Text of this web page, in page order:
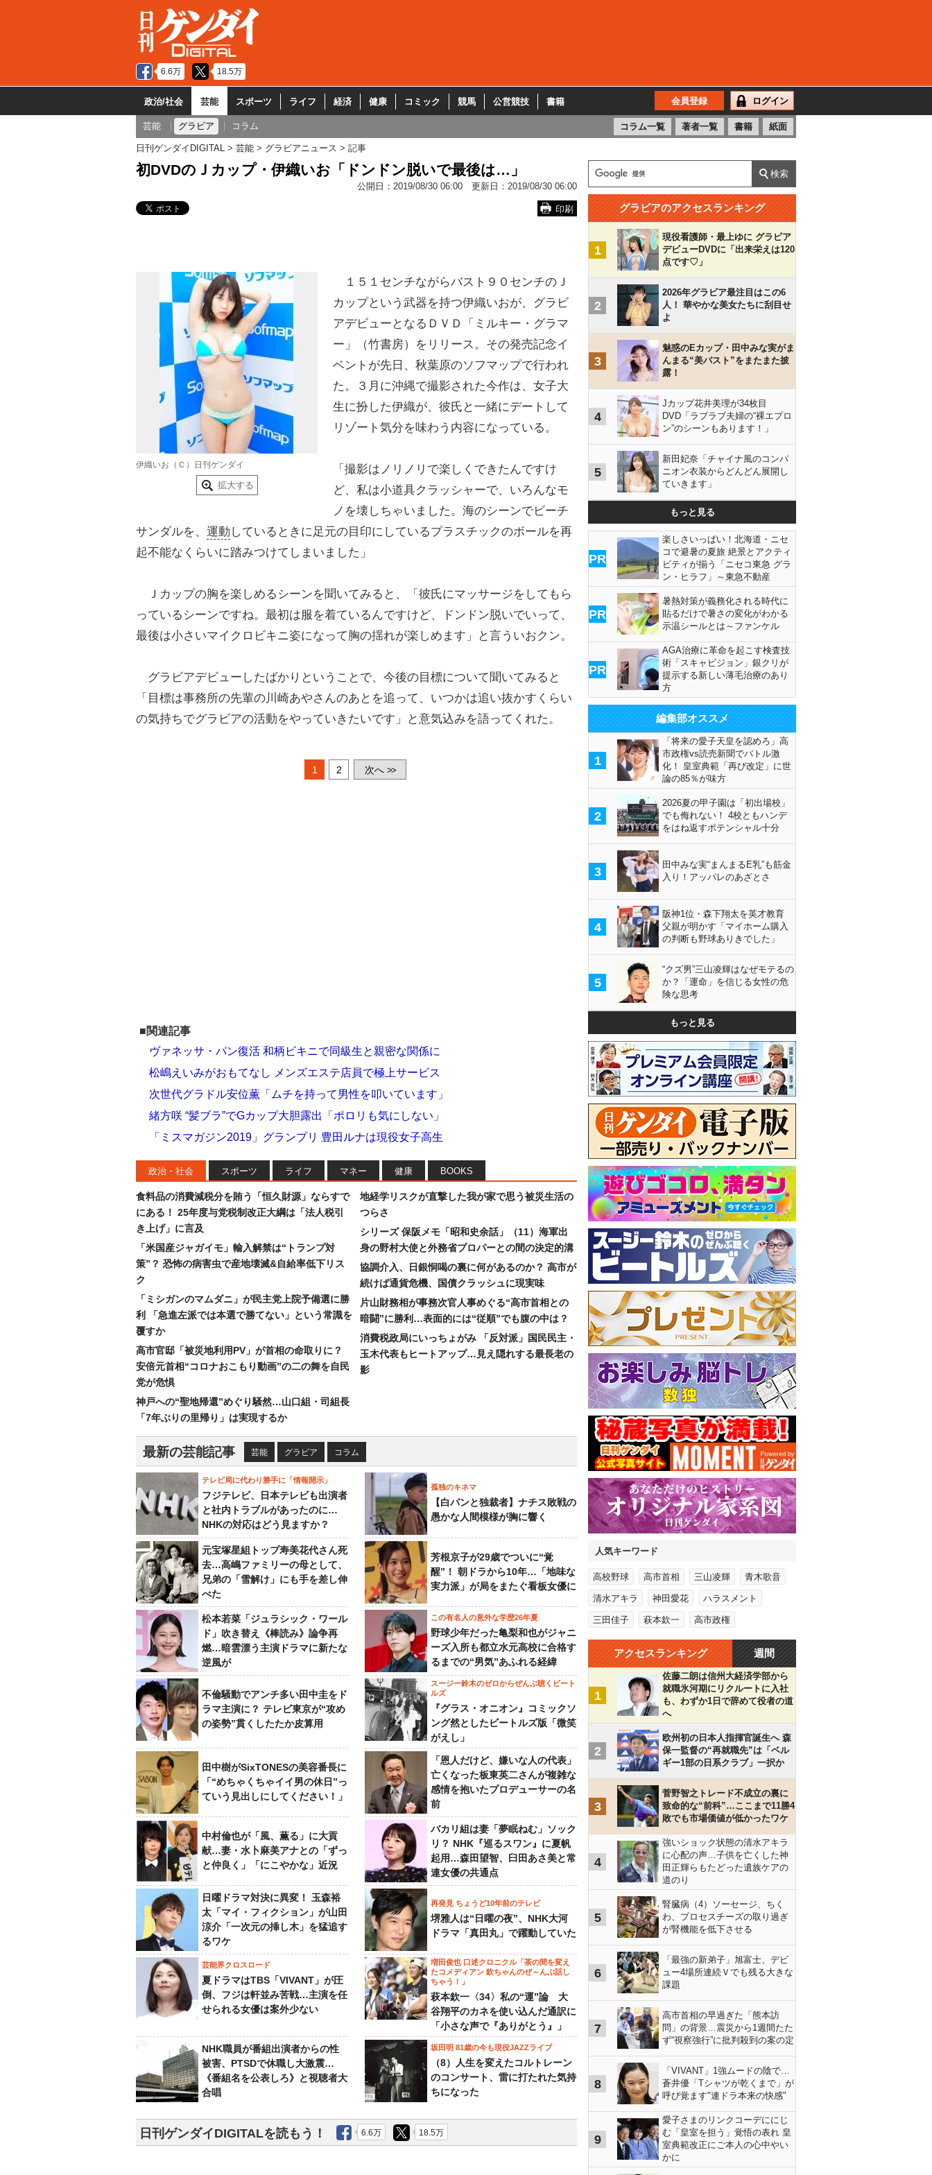
6.6万 18.5万
政治/社会 芸能 スポーツ ライフ 経済 健康 コミック 競馬 公営競技 書籍 会員登録 ログイン
芸能 グラビア コラム コラム一覧 著者一覧 書籍 紙面
日刊ゲンダイDIGITAL 芸能 グラビアニュース 記事
初DVDのＪカップ・伊織いお「ドンドン脱いで最後は…」
公開日： 2019/08/30 06:00 更新日： 2019/08/30 06:00
印刷
伊織いお（Ｃ）日刊ゲンダイ
拡大する
１５１センチながらバスト９０センチのＪ
カップという武器を持つ伊織いおが、グラビ
アデビューとなるＤＶＤ「ミルキー・グラマ
ー」（竹書房）をリリース。その発売記念イ
ベントが先日、秋葉原のソフマップで行われ
た。３月に沖縄で撮影された今作は、女子大
生に扮した伊織が、彼氏と一緒にデートして
リゾート気分を味わう内容になっている。
「撮影はノリノリで楽しくできたんですけ
ど、私は小道具クラッシャーで、いろんなモ
ノを壊しちゃいました。海のシーンでビーチ
サンダルを、 運動 しているときに足元の目印にしているプラスチックのボールを再
起不能なくらいに踏みつけてしまいました」
Ｊカップの胸を楽しめるシーンを聞いてみると、「彼氏にマッサージをしてもら
っているシーンですね。最初は服を着ているんですけど、ドンドン脱いでいって、
最後は小さいマイクロビキニ姿になって胸の揺れが楽しめます」と言ういおクン。
グラビアデビューしたばかりということで、今後の目標について聞いてみると
「目標は事務所の先輩の川崎あやさんのあとを追って、いつかは追い抜かすくらい
の気持ちでグラビアの活動をやっていきたいです」と意気込みを語ってくれた。
1 2 次へ >>
■関連記事
ヴァネッサ・パン復活 和柄ビキニで同級生と親密な関係に
松嶋えいみがおもてなし メンズエステ店員で極上サービス
次世代グラドル安位薫「ムチを持って男性を叩いています」
緒方咲 “髪ブラ”でGカップ大胆露出「ポロリも気にしない」
「ミスマガジン2019」グランプリ 豊田ルナは現役女子高生
政治・社会 スポーツ ライフ マネー 健康 BOOKS
食料品の消費減税分を賄う「恒久財源」ならすで
にある！ 25年度与党税制改正大綱は「法人税引
き上げ」に言及
「米国産ジャガイモ」輸入解禁は“トランプ対
策”？ 恐怖の病害虫で産地壊滅&自給率低下リス
ク
「ミシガンのマムダニ」が民主党上院予備選に勝
利 「急進左派では本選で勝てない」という常識を
覆すか
高市官邸「被災地利用PV」が首相の命取りに？
安倍元首相“コロナおこもり動画”の二の舞を自民
党が危惧
神戸への“聖地帰還”めぐり騒然…山口組・司組長
「7年ぶりの里帰り」は実現するか
地経学リスクが直撃した我が家で思う被災生活の
つらさ
シリーズ 保阪メモ「昭和史余話」（11）海軍出
身の野村大使と外務省プロパーとの間の決定的溝
協調介入、日銀恫喝の裏に何があるのか？ 高市が
続けば通貨危機、国債クラッシュに現実味
片山財務相が事務次官人事めぐる“高市首相との
暗闘”に勝利…表面的には“従順”でも腹の中は？
消費税政局にいっちょがみ 「反対派」国民民主・
玉木代表もヒートアップ…見え隠れする最長老の
影
最新の芸能記事 芸能 グラビア コラム
テレビ局に代わり勝手に「情報開示」
フジテレビ、日本テレビも出演者
と社内トラブルがあったのに…
NHKの対応はどう見ますか？
孤独のキネマ
【白パンと独裁者】ナチス敗戦の
愚かな人間模様が胸に響く
元宝塚星組トップ寿美花代さん死
去…高嶋ファミリーの母として、
兄弟の「雪解け」にも手を差し伸
べた
芳根京子が29歳でついに“覚
醒”！ 朝ドラから10年…「地味な
実力派」が局をまたぐ看板女優に
松本若菜「ジュラシック・ワール
ド」吹き替え《棒読み》論争再
燃…暗雲漂う主演ドラマに新たな
逆風が
この有名人の意外な学歴26年夏
野球少年だった亀梨和也がジャニ
ーズ入所も都立水元高校に合格す
るまでの“男気”あふれる経緯
不倫騒動でアンチ多い田中圭をド
ラマ主演に？ テレビ東京が“攻め
の姿勢”貫くしたたか皮算用
スージー鈴木のゼロからぜんぶ聴くビート
ルズ
『グラス・オニオン』コミックソ
ング然としたビートルズ版「微笑
がえし」
田中樹がSixTONESの美容番長に
「“めちゃくちゃイイ男の休日”っ
ていう見出しにしてください！」
「恩人だけど、嫌いな人の代表」
亡くなった板東英二さんが複雑な
感情を抱いたプロデューサーの名
前
中村倫也が「風、薫る」に大貢
献…妻・水卜麻美アナとの「ずっ
と仲良く」「にこやかな」近況
バカリ組は妻「夢眠ねむ」ソック
リ？ NHK『巡るスワン』に夏帆
起用…森田望智、臼田あさ美と常
連女優の共通点
日曜ドラマ対決に異変！ 玉森裕
太「マイ・フィクション」が山田
涼介「一次元の挿し木」を猛追す
るワケ
再発見 ちょうど10年前のテレビ
堺雅人は“日曜の夜”、NHK大河
ドラマ「真田丸」で躍動していた
芸能界クロスロード
夏ドラマはTBS「VIVANT」が圧
倒、フジは軒並み苦戦…主演を任
せられる女優は案外少ない
増田俊也 口述クロニクル「茶の間を変え
たコメディアン 欽ちゃんのぜ～んぶ話し
ちゃう！」
萩本欽一〈34〉私の“運”論 大
谷翔平のカネを使い込んだ通訳に
「小さな声で『ありがとう』」
NHK職員が番組出演者からの性
被害、PTSDで休職し大激震…
《番組名を公表しろ》と視聴者大
合唱
坂田明 81歳の今も現役JAZZライブ
（8）人生を変えたコルトレーン
のコンサート、雷に打たれた気持
ちになった
日刊ゲンダイDIGITALを読もう！ 6.6万 18.5万
グラビアのアクセスランキング
1
現役看護師・最上ゆに グラビア
デビューDVDに「出来栄えは120
点です♡」
2
2026年グラビア最注目はこの6
人！ 華やかな美女たちに刮目せ
よ
3
魅惑のEカップ・田中みな実がま
んまる“美バスト”をまたまた披
露！
4
Jカップ花井美理が34枚目
DVD「ラブラブ夫婦の“裸エプロ
ン”のシーンもあります！」
5
新田妃奈「チャイナ風のコンパ
ニオン衣装からどんどん展開し
ていきます」
もっと見る
PR
楽しさいっぱい！北海道・ニセ
コで避暑の夏旅 絶景とアクティ
ビティが揃う「ニセコ東急 グラ
ン・ヒラフ」～東急不動産
PR
暑熱対策が義務化される時代に
貼るだけで暑さの変化がわかる
示温シールとは～ファンケル
PR
AGA治療に革命を起こす検査技
術「スキャビジョン」銀クリが
提示する新しい薄毛治療のあり
方
編集部オススメ
1
「将来の愛子天皇を認めろ」高
市政権vs読売新聞でバトル激
化！ 皇室典範「再び改定」に世
論の85％が味方
2
2026夏の甲子園は「初出場校」
でも侮れない！ 4校ともハンデ
をはね返すポテンシャル十分
3
田中みな実“まんまるE乳”も筋金
入り！アッパレのあざとさ
4
阪神1位・森下翔太を英才教育
父親が明かす「マイホーム購入
の判断も野球ありきでした」
5
“クズ男”三山凌輝はなぜモテるの
か？「運命」を信じる女性の危
険な思考
もっと見る
人気キーワード
高校野球 高市首相 三山凌輝 青木歌音
清水アキラ 神田愛花 ハラスメント
三田佳子 萩本欽一 高市政権
アクセスランキング 週間
1
佐藤二朗は信州大経済学部から
就職氷河期にリクルートに入社
も、わずか1日で辞めて役者の道
へ
2
欧州初の日本人指揮官誕生へ 森
保一監督の“再就職先”は「ベル
ギー1部の日系クラブ」一択か
3
菅野智之トレード不成立の裏に
致命的な“前科”…ここまで11勝4
敗でも市場価値が低かったワケ
4
強いショック状態の清水アキラ
に心配の声…子供を亡くした神
田正輝らもたどった遺族ケアの
道のり
5
腎臓病（4）ソーセージ、ちく
わ、プロセスチーズの取り過ぎ
が腎機能を低下させる
6
「最強の新弟子」旭富士、デビ
ュー4場所連続Ｖでも残る大きな
課題
7
高市首相の早過ぎた「熊本訪
問」の背景…震災から1週間たた
ず“視察強行”に批判殺到の案の定
8
「VIVANT」1強ムードの陰で…
蒼井優「Tシャツが乾くまで」が
呼び覚ます"連ドラ本来の快感"
9
愛子さまのリンクコーデににじ
む「皇室を担う」覚悟の表れ 皇
室典範改正にご本人の心中やい
かに